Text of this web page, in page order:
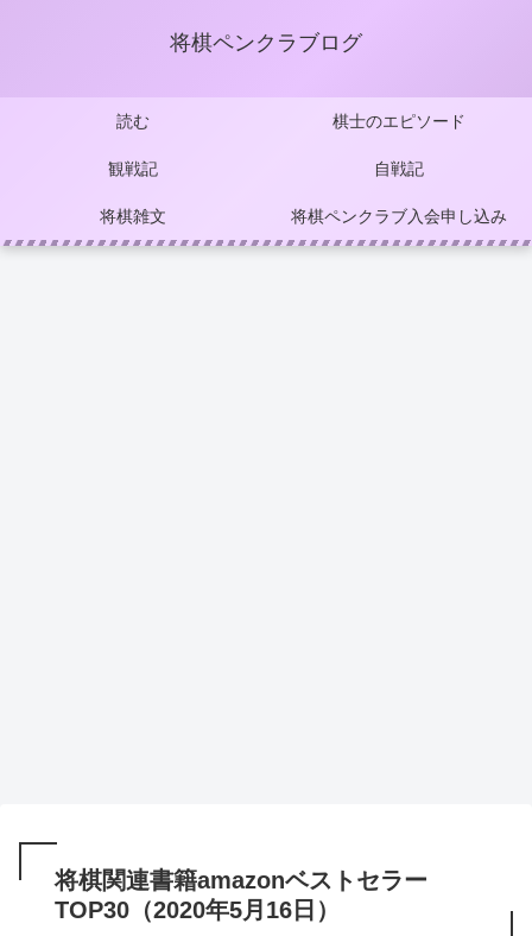
将棋ペンクラブログ
読む 棋士のエピソード
観戦記 自戦記
将棋雑文 将棋ペンクラブ入会申し込み
将棋関連書籍amazonベストセラー
TOP30（2020年5月16日）